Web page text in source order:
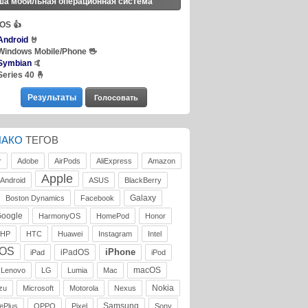
👍
🤘
Mobile/Phone 🖖
🤙
40 🤞
ТЕГОВ
Adobe AirPods AliExpress Amazon
Android Apple ASUS BlackBerry
Boston Dynamics Facebook
Galaxy
HarmonyOS HomePod Honor
HP HTC Huawei Instagram Intel
iPad iPadOS iPhone iPod
Lenovo LG Lumia Mac macOS
Microsoft Motorola Nexus Nokia
OPPO Pixel Samsung Sony